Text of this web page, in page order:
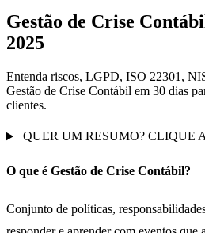
Gestão de Crise
2025
Entenda riscos, LGPD, ISO 22301,
Gestão de Crise Contábil em 30 dias
clientes.
QUER UM RESUMO? CLIQUE
O que é Gestão de Crise Contábil?
Conjunto de políticas,